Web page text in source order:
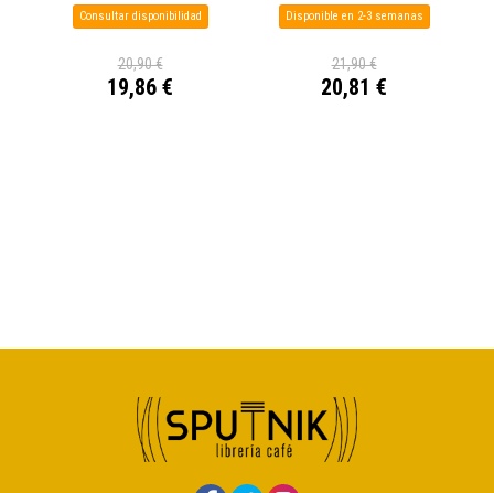
Consultar disponibilidad
20,90 €
19,86 €
Disponible en 2-3 semanas
21,90 €
20,81 €